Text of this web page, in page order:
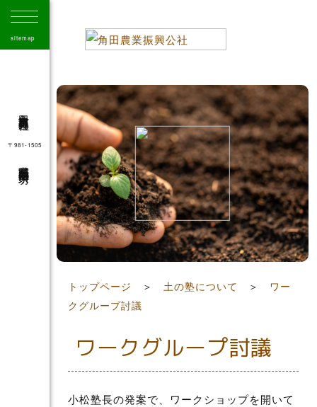
sitemap
角田市農業振興公社
〒981-1505
41
トップページ ＞ 土の塾について ＞ ワー
クグループ討議
ワークグループ討議
小松塾長の発案で、ワークショップを開いて